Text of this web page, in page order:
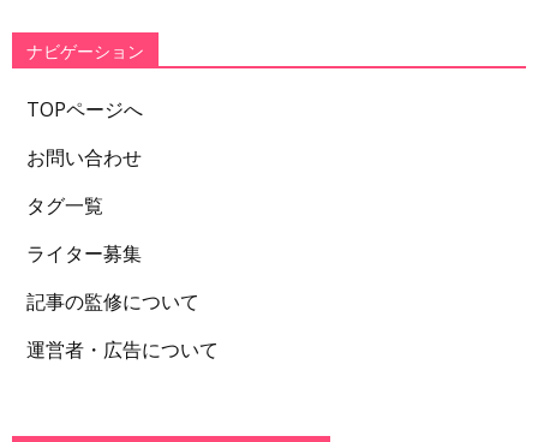
ー
ナビゲーション
TOPページへ
お問い合わせ
タグ一覧
ライター募集
記事の監修について
運営者・広告について